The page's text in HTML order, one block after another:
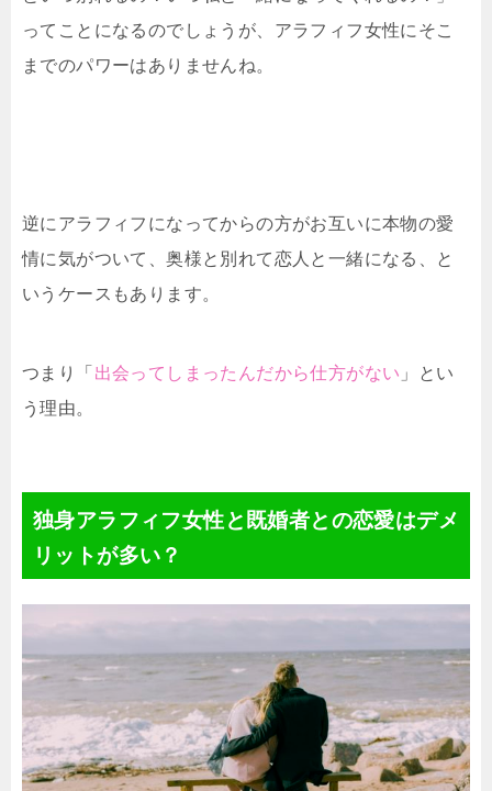
ってことになるのでしょうが、アラフィフ女性にそこ
までのパワーはありませんね。
逆にアラフィフになってからの方がお互いに本物の愛
情に気がついて、奥様と別れて恋人と一緒になる、と
いうケースもあります。
つまり「 出会ってしまったんだから仕方がない 」とい
う理由。
独身アラフィフ女性と既婚者との恋愛はデメ
リットが多い？